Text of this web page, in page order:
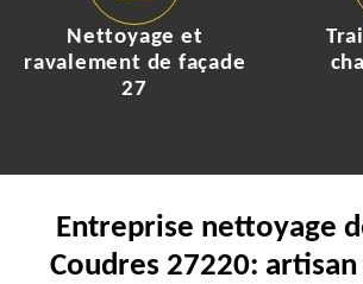
Nettoyage et
ravalement de façade
27
Entreprise nettoyage
Coudres 27220: